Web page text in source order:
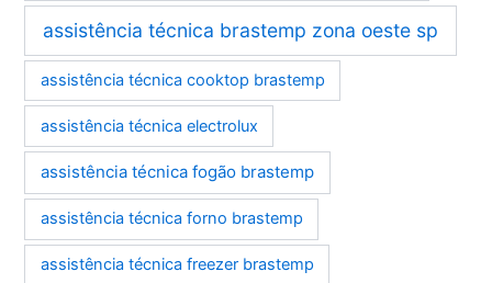
assistência técnica brastemp zona oeste sp
assistência técnica cooktop brastemp
assistência técnica electrolux
assistência técnica fogão brastemp
assistência técnica forno brastemp
assistência técnica freezer brastemp